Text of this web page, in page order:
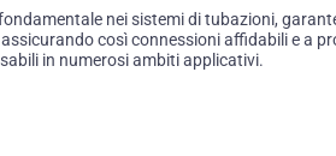
nei sistemi di tubazioni,
così connessioni affidabili e a
in numerosi ambiti applicativi.